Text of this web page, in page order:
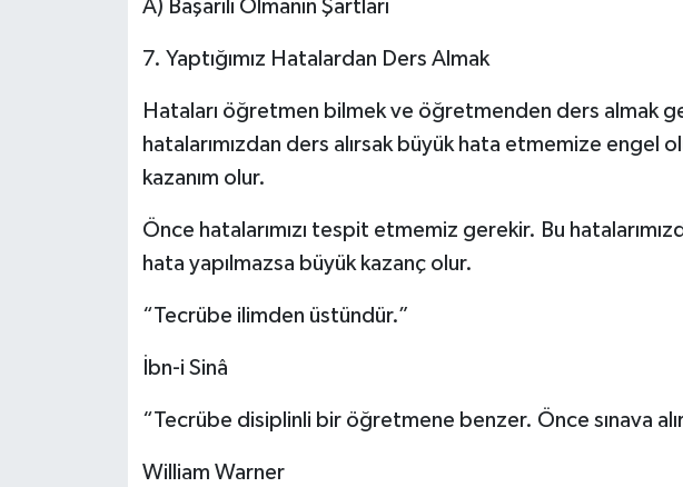
A) Başarılı Olmanın Şartları
7. Yaptığımız Hatalardan Ders Almak
Hataları öğretmen bilmek ve öğretmenden ders almak
hatalarımızdan ders alırsak büyük hata etmemize engel
kazanım olur.
Önce hatalarımızı tespit etmemiz gerekir. Bu
hata yapılmazsa büyük kazanç olur.
“Tecrübe ilimden üstündür.”
İbn-i Sinâ
“Tecrübe disiplinli bir öğretmene benzer. Önce sınava
William Warner
TASAVVUF
YAŞAM VE ÇEVRE